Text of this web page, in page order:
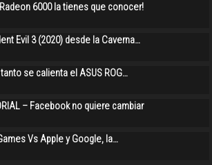
6000 la tienes que conocer!
Evil 3 (2020) desde la Caverna…
tanto se calienta el ASUS ROG…
– Facebook no quiere cambiar
Vs Apple y Google, la…